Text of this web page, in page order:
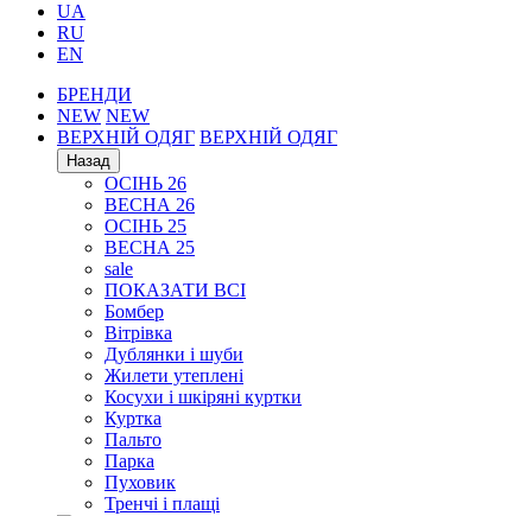
UA
RU
EN
БРЕНДИ
NEW NEW
ВЕРХНІЙ ОДЯГ ВЕРХНІЙ ОДЯГ
Назад
ОСІНЬ 26
ВЕСНА 26
ОСІНЬ 25
ВЕСНА 25
sale
ПОКАЗАТИ ВСІ
Бомбер
Вітрівка
Дублянки і шуби
Жилети утеплені
Косухи і шкіряні куртки
Куртка
Пальто
Парка
Пуховик
Тренчі і плащі